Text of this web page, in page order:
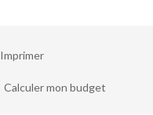
Imprimer
Calculer mon budget